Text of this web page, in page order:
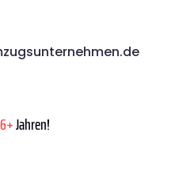
Jahren!